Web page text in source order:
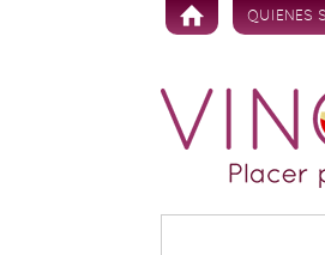
Skip to content
QUIENES